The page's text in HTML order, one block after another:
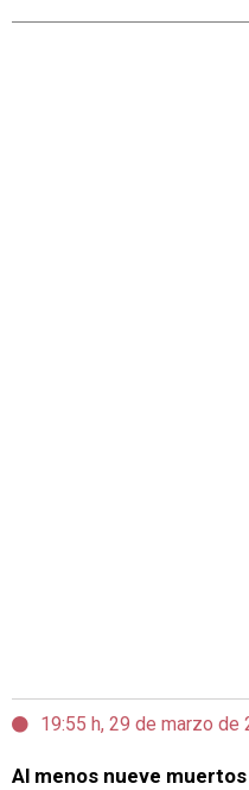
19:55 h, 29 de marzo de
Al menos nueve